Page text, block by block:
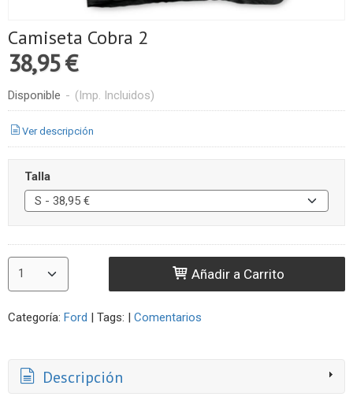
Camiseta Cobra 2
38,95 €
Disponible - (Imp. Incluidos)
Ver descripción
Talla
Añadir a Carrito
Categoría: Ford | Tags: | Comentarios
Descripción